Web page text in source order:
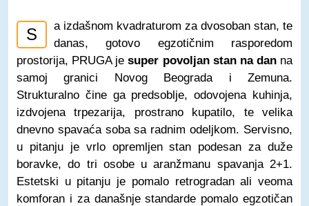
S
a izdašnom kvadraturom za dvosoban stan, te
danas, gotovo egzotičnim rasporedom
prostorija, PRUGA jesuper povoljan stan na danna
samoj granici Novog Beograda i Zemuna.
Strukturalno čine ga predsoblje, odovojena kuhinja,
izdvojena trpezarija, prostrano kupatilo, te velika
dnevno spavaća soba sa radnim odeljkom. Servisno,
u pitanju je vrlo opremljen stan podesan za duže
boravke, do tri osobe u aranžmanu spavanja 2+1.
Estetski u pitanju je pomalo retrogradan ali veoma
komforan i za današnje standarde pomalo egzotičan